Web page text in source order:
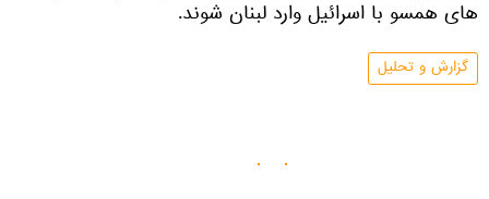
های همسو با اسرائیل وارد لبنان شوند.
گزارش و تحلیل